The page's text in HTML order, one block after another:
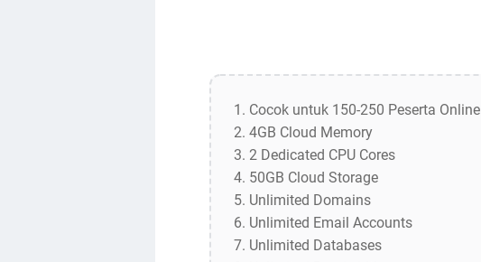
1. Cocok untuk 150-250 Peserta Online
2. 4GB Cloud Memory
3. 2 Dedicated CPU Cores
4. 50GB Cloud Storage
5. Unlimited Domains
6. Unlimited Email Accounts
7. Unlimited Databases